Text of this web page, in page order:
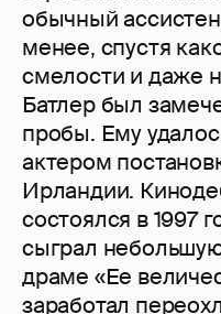
обычный
менее, спустя
смелости и даже
Батлер был
пробы. Ему
актером
Ирландии.
состоялся в 1997
сыграл
драме «Ее
заработал